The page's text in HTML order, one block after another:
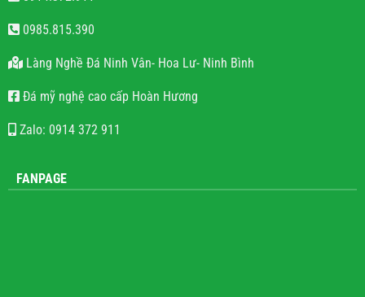
0914.372.911
0985.815.390
Làng Nghề Đá Ninh Vân- Hoa Lư- Ninh Bình
Đá mỹ nghệ cao cấp Hoàn Hương